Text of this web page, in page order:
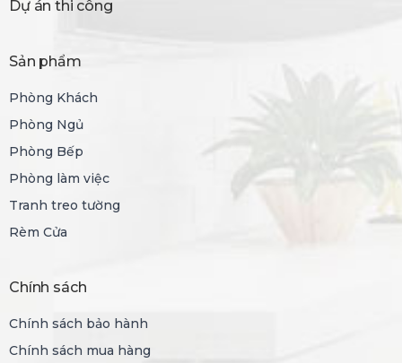
Dự án thi công
Sản phẩm
Phòng Khách
Phòng Ngủ
Phòng Bếp
Phòng làm việc
Tranh treo tường
Rèm Cửa
Chính sách
Chính sách bảo hành
Chính sách mua hàng